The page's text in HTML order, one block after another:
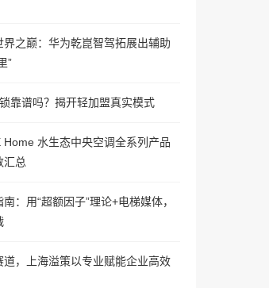
界之巅：华为乾崑智驾拓展出辅助
”
靠谱吗？揭开轻加盟真实模式
Home 水生态中央空调全系列产品
汇总
：用“超额因子”理论+电梯媒体，
道，上海溢策以专业赋能企业高效